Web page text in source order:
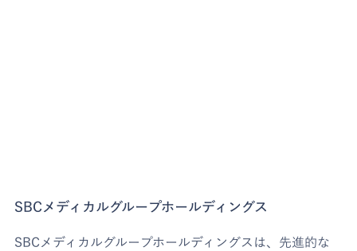
SBCメディカルグループホールディングス
SBCメディカルグループホールディングスは、先進的な